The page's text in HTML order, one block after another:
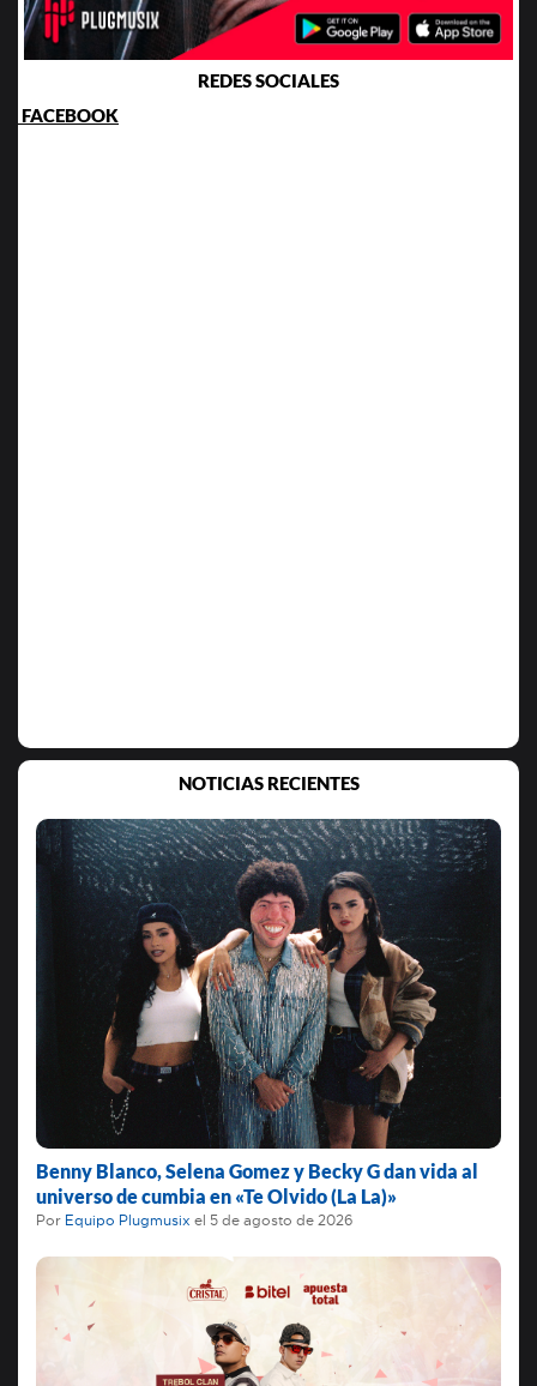
REDES SOCIALES
FACEBOOK
NOTICIAS RECIENTES
Benny Blanco, Selena Gomez y Becky G dan vida al
universo de cumbia en «Te Olvido (La La)»
Por Equipo Plugmusix el 5 de agosto de 2026